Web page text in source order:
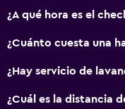
¿A qué hora es el
¿Cuánto cuesta una
¿Hay servicio de
¿Cuál es la distancia